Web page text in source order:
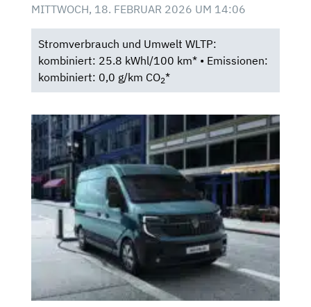
MITTWOCH, 18. FEBRUAR 2026 UM 14:06
Stromverbrauch und Umwelt WLTP:
kombiniert: 25.8 kWhl/100 km* • Emissionen:
kombiniert: 0,0 g/km CO2*